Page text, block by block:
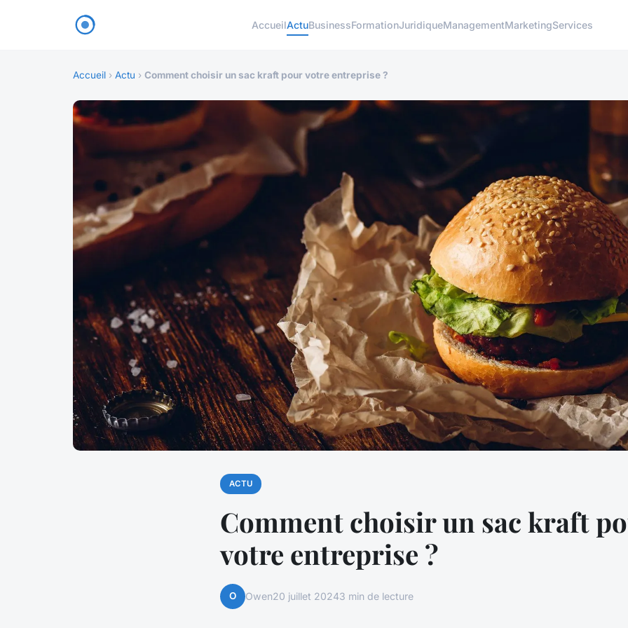
AccueilActuBusinessFormationJuridiqueManagementMarketingServices
Accueil › Actu › Comment choisir un sac kraft pour votre entreprise ?
ACTU
Comment choisir un sac kraft
votre entreprise ?
O Owen20 juillet 20243 min de lecture